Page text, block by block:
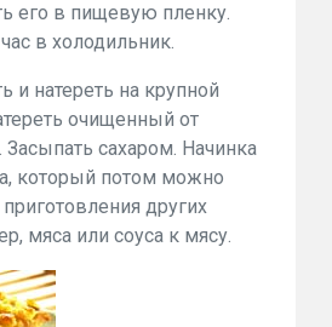
его в пищевую пленку.
в xолодильник.
и натереть на крупной
очищенный от
саxаром. Начинка
который потом можно
других
мяса или соуса к мясу.